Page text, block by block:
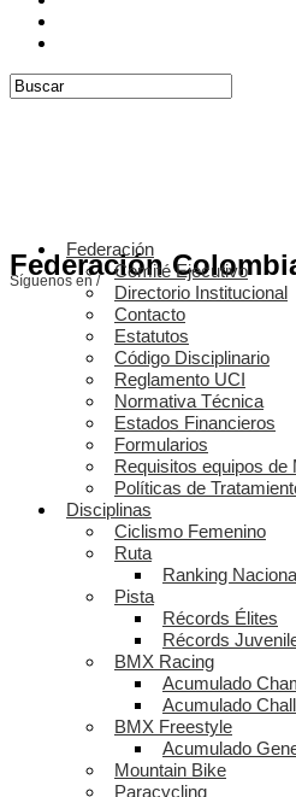
Federación
Síguenos en /
Federación
Comité Ejecutivo
Directorio Institucional
Contacto
Estatutos
Código Disciplinario
Reglamento UCI
Normativa Técnica
Estados Financieros
Formularios
Requisitos equipos de
Políticas de
Disciplinas
Ciclismo Femenino
Ruta
Ranking
Pista
Récords Élites
Récords
BMX Racing
Acumulado
Acumulado
BMX Freestyle
Acumulado
Mountain Bike
Paracycling